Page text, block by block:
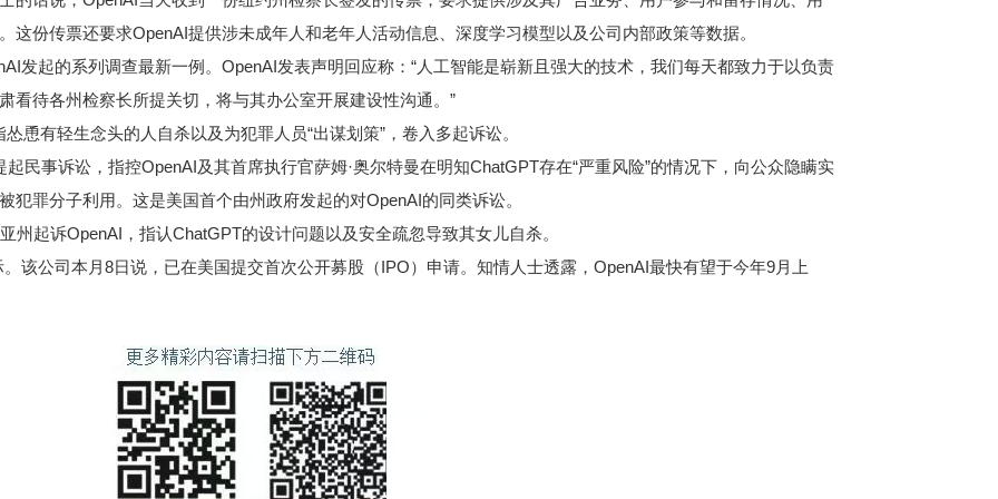
这份传票还要求OpenAI提供涉未成年人和老年人活动信息、深度学习模型以及公司内部政策等数据。
起的系列调查最新一例。OpenAI发表声明回应称：“人工智能是崭新且强大的技术，我们每天都致力于以负责
看待各州检察长所提关切，将与其办公室开展建设性沟通。”
有轻生念头的人自杀以及为犯罪人员“出谋划策”，卷入多起诉讼。
事诉讼，指控OpenAI及其首席执行官萨姆·奥尔特曼在明知ChatGPT存在“严重风险”的情况下，向公众隐瞒实
罪分子利用。这是美国首个由州政府发起的对OpenAI的同类诉讼。
诉OpenAI，指认ChatGPT的设计问题以及安全疏忽导致其女儿自杀。
公司本月8日说，已在美国提交首次公开募股（IPO）申请。知情人士透露，OpenAI最快有望于今年9月上